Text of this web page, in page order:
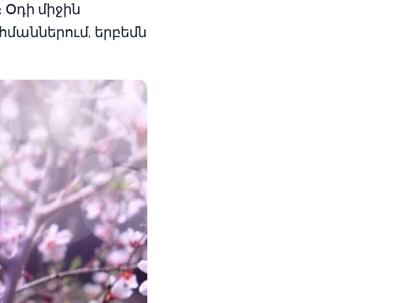
միջին
երբեմն